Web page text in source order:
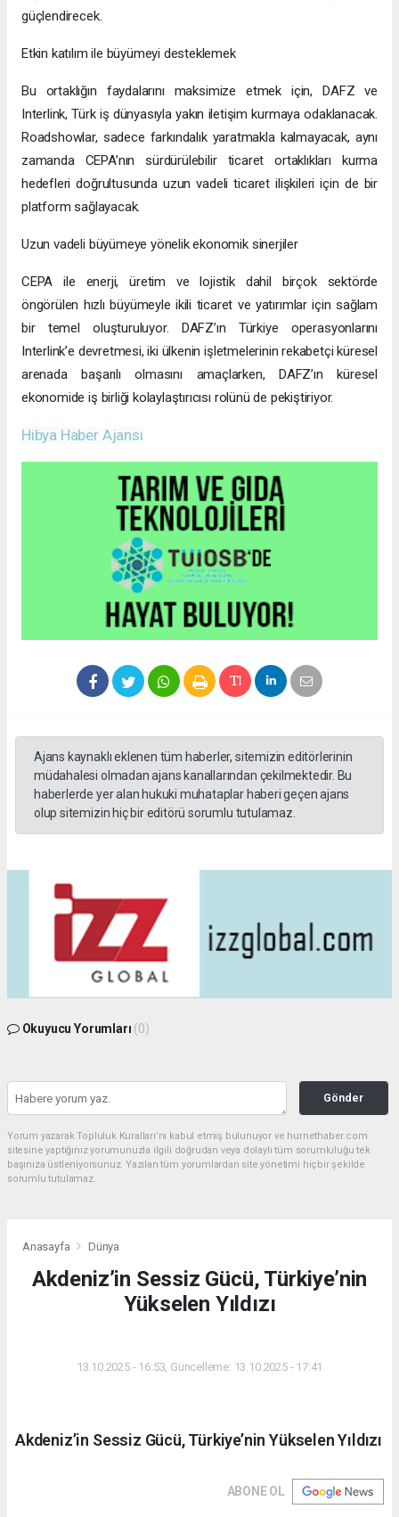
güçlendirecek.
Etkin katılım ile büyümeyi desteklemek
Bu ortaklığın faydalarını maksimize etmek için, DAFZ ve
Interlink, Türk iş dünyasıyla yakın iletişim kurmaya odaklanacak.
Roadshowlar, sadece farkındalık yaratmakla kalmayacak, aynı
zamanda CEPA’nın sürdürülebilir ticaret ortaklıkları kurma
hedefleri doğrultusunda uzun vadeli ticaret ilişkileri için de bir
platform sağlayacak.
Uzun vadeli büyümeye yönelik ekonomik sinerjiler
CEPA ile enerji, üretim ve lojistik dahil birçok sektörde
öngörülen hızlı büyümeyle ikili ticaret ve yatırımlar için sağlam
bir temel oluşturuluyor. DAFZ’ın Türkiye operasyonlarını
Interlink’e devretmesi, iki ülkenin işletmelerinin rekabetçi küresel
arenada başarılı olmasını amaçlarken, DAFZ’ın küresel
ekonomide iş birliği kolaylaştırıcısı rolünü de pekiştiriyor.
Hibya Haber Ajansı
Ajans kaynaklı eklenen tüm haberler, sitemizin editörlerinin
müdahalesi olmadan ajans kanallarından çekilmektedir. Bu
haberlerde yer alan hukuki muhataplar haberi geçen ajans
olup sitemizin hiç bir editörü sorumlu tutulamaz.
Okuyucu Yorumları (0)
Gönder
Yorum yazarak Topluluk Kuralları’nı kabul etmiş bulunuyor ve hurnethaber.com
sitesine yaptığınız yorumunuzla ilgili doğrudan veya dolaylı tüm sorumluluğu tek
başınıza üstleniyorsunuz. Yazılan tüm yorumlardan site yönetimi hiçbir şekilde
sorumlu tutulamaz.
Anasayfa Dünya
Akdeniz’in Sessiz Gücü, Türkiye’nin
Yükselen Yıldızı
13.10.2025 - 16:53, Güncelleme: 13.10.2025 - 17:41
Akdeniz’in Sessiz Gücü, Türkiye’nin Yükselen Yıldızı
ABONE OL